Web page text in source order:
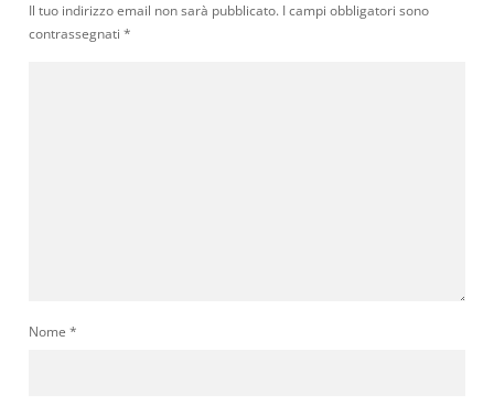
Il tuo indirizzo email non sarà pubblicato. I campi obbligatori sono
contrassegnati *
Nome *